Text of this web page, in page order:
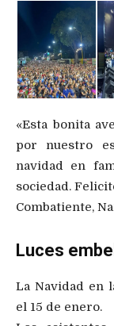
«Esta bonita
por nuestro
navidad en
sociedad.
Combatiente,
Luces
La Navidad en
el 15 de enero.